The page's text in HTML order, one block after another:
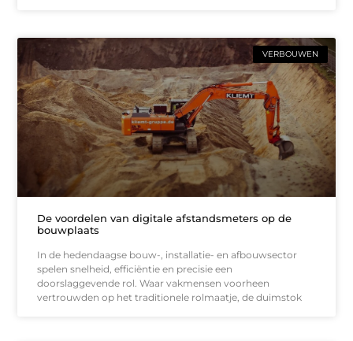
VERBOUWEN
De voordelen van digitale afstandsmeters op de
bouwplaats
In de hedendaagse bouw-, installatie- en afbouwsector
spelen snelheid, efficiëntie en precisie een
doorslaggevende rol. Waar vakmensen voorheen
vertrouwden op het traditionele rolmaatje, de duimstok